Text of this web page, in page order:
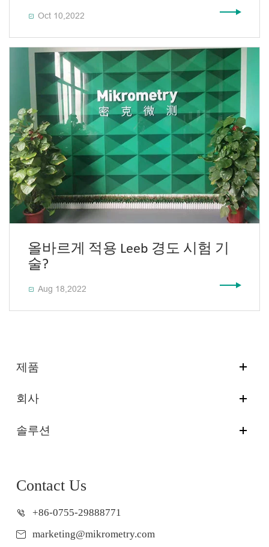
 Oct 10,2022
올바르게 적용 Leeb 경도 시험 기
술?
 Aug 18,2022
제품
회사
솔루션
Contact Us
+86-0755-29888771
marketing@mikrometry.com